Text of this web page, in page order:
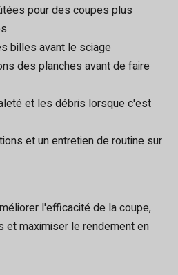
pour des coupes plus
billes avant le sciage
des planches avant de faire
et les débris lorsque c'est
et un entretien de routine sur
l'efficacité de la coupe,
et maximiser le rendement en